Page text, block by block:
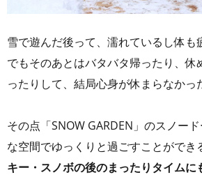
雪で遊んだ後って、濡れているし体も
でもそのあとはバタバタ帰ったり、休
ったりして、結局心身が休まらなかっ
その点「SNOW GARDEN」のスノー
な空間でゆっくりと過ごすことができ
キー・スノボの後のまったりタイムに